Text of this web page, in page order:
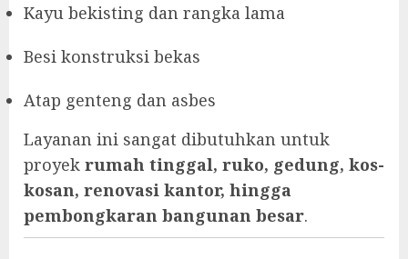
Kayu bekisting dan rangka lama
Besi konstruksi bekas
Atap genteng dan asbes
Layanan ini sangat dibutuhkan untuk
proyek rumah tinggal, ruko, gedung, kos-
kosan, renovasi kantor, hingga
pembongkaran bangunan besar.